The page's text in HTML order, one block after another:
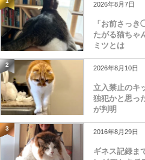
2026年8月7日
「お前さっ
たがる猫ちゃ
ミツとは
2 2026年8月10日
立入禁止のキ
独犯かと思っ
が判明
3 2016年8月29日
ギネス記録ま